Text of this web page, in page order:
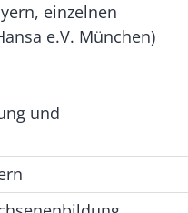
einzelnen
e.V. München)
und